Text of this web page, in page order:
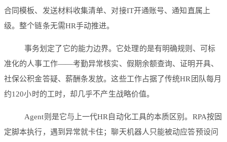
合同模板、发送材料收集清单、对接IT开通账号、通知直属上
级。整个链条无需HR手动推进。
事务划定了它的能力边界。它处理的是有明确规则、可标
准化的人事工作——考勤异常核实、假期余额查询、证明开具、
社保公积金答疑、薪酬条发放。这些工作占据了传统HR团队每月
约120小时的工时，却几乎不产生战略价值。
Agent则是它与上一代HR自动化工具的本质区别。RPA按固
定脚本执行，遇到异常就卡住；聊天机器人只能被动应答预设问